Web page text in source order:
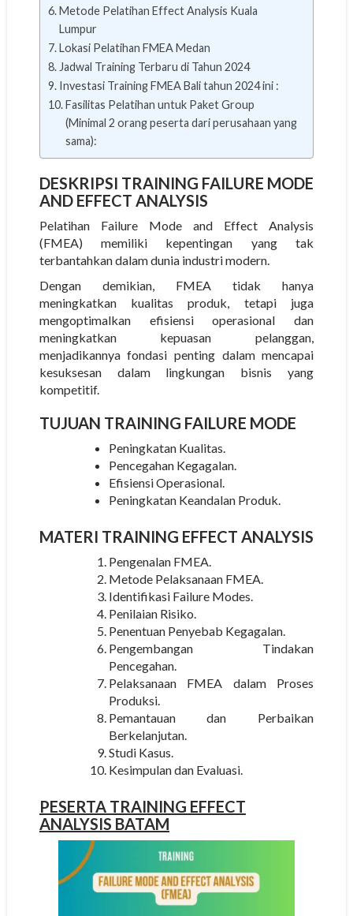
Metode Pelatihan Effect Analysis Kuala
Lumpur
Lokasi Pelatihan FMEA Medan
Jadwal Training Terbaru di Tahun 2024
Investasi Training FMEA Bali tahun 2024 ini :
Fasilitas Pelatihan untuk Paket Group
(Minimal 2 orang peserta dari perusahaan yang
sama):
DESKRIPSI TRAINING FAILURE MODE
AND EFFECT ANALYSIS
Pelatihan Failure Mode and Effect Analysis
(FMEA) memiliki kepentingan yang tak
terbantahkan dalam dunia industri modern.
Dengan demikian, FMEA tidak hanya
meningkatkan kualitas produk, tetapi juga
mengoptimalkan efisiensi operasional dan
meningkatkan kepuasan pelanggan,
menjadikannya fondasi penting dalam mencapai
kesuksesan dalam lingkungan bisnis yang
kompetitif.
TUJUAN TRAINING FAILURE MODE
Peningkatan Kualitas.
Pencegahan Kegagalan.
Efisiensi Operasional.
Peningkatan Keandalan Produk.
MATERI TRAINING EFFECT ANALYSIS
Pengenalan FMEA.
Metode Pelaksanaan FMEA.
Identifikasi Failure Modes.
Penilaian Risiko.
Penentuan Penyebab Kegagalan.
Pengembangan Tindakan
Pencegahan.
Pelaksanaan FMEA dalam Proses
Produksi.
Pemantauan dan Perbaikan
Berkelanjutan.
Studi Kasus.
Kesimpulan dan Evaluasi.
PESERTA TRAINING EFFECT
ANALYSIS BATAM